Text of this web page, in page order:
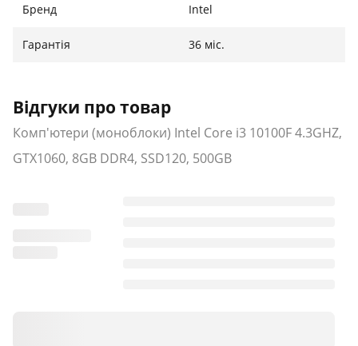
Бренд Intel
Гарантія 36 міс.
Відгуки про товар
Комп'ютери (моноблоки) Intel Core i3 10100F 4.3GHZ,
GTX1060, 8GB DDR4, SSD120, 500GB